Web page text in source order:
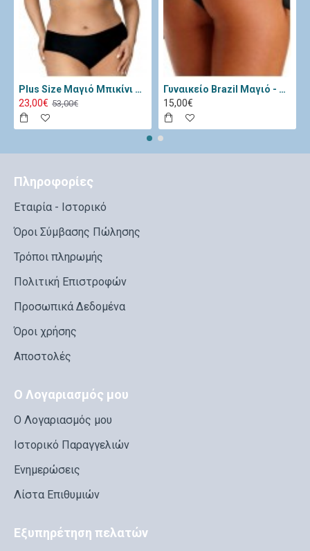
Plus Size Μαγιό Μπικίνι Lorin Μαύρο Λευκό L-3065
23,00€ 53,00€
Γυναικείο Brazil Μαγιό - Katia Μαύρο 11334-Black
15,00€
Πληροφορίες
Εταιρία - Ιστορικό
Όροι Σύμβασης Πώλησης
Τρόποι πληρωμής
Πολιτική Επιστροφών
Προσωπικά Δεδομένα
Όροι χρήσης
Αποστολές
Ο Λογαριασμός μου
Ο Λογαριασμός μου
Ιστορικό Παραγγελιών
Ενημερώσεις
Λίστα Επιθυμιών
Εξυπηρέτηση πελατών